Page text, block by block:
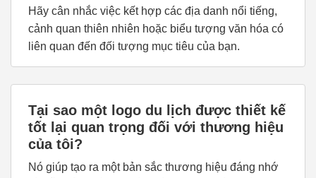
Hãy cân nhắc việc kết hợp các địa danh nổi tiếng,
cảnh quan thiên nhiên hoặc biểu tượng văn hóa có
liên quan đến đối tượng mục tiêu của bạn.
Tại sao một logo du lịch được thiết kế
tốt lại quan trọng đối với thương hiệu
của tôi?
Nó giúp tạo ra một bản sắc thương hiệu đáng nhớ